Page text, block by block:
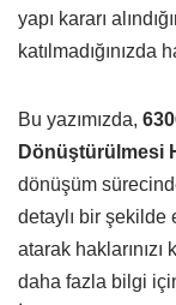
yapı kararı
katılmadığınızda
Bu yazımızda,
Dönüştürülmesi
dönüşüm
detaylı bir şekilde
atarak
daha fazla bilgi